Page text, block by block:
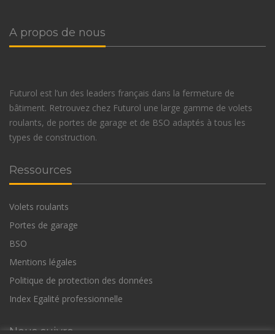
A propos de nous
Futurol est l’un des leaders français dans la fermeture de
bâtiment. Retrouvez chez Futurol une large gamme de volets
roulants, de portes de garage et de BSO adaptés à tous les
types de construction.
Ressources
Volets roulants
Portes de garage
BSO
Mentions légales
Politique de protection des données
Index Egalité professionnelle